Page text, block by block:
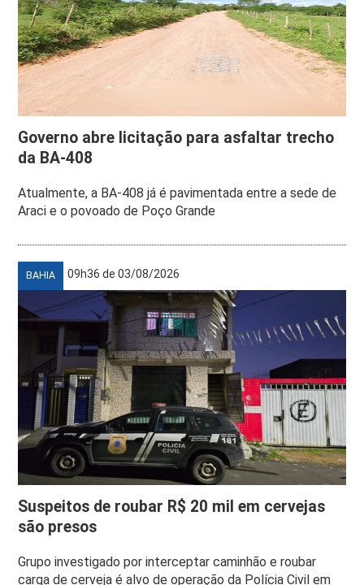
Governo abre licitação para asfaltar trecho
da BA-408
Atualmente, a BA-408 já é pavimentada entre a sede de
Araci e o povoado de Poço Grande
BAHIA 09h36 de 03/08/2026
Suspeitos de roubar R$ 20 mil em cervejas
são presos
Grupo investigado por interceptar caminhão e roubar
carga de cerveja é alvo de operação da Polícia Civil em